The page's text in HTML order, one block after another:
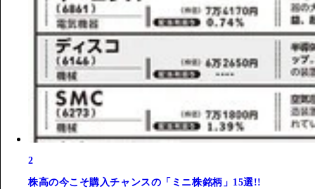
2
株高の今こそ購入チャンスの「ミニ株銘柄」15選!!